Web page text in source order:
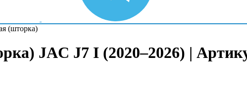
(шторка)
JAC J7 I (2020–2026) |